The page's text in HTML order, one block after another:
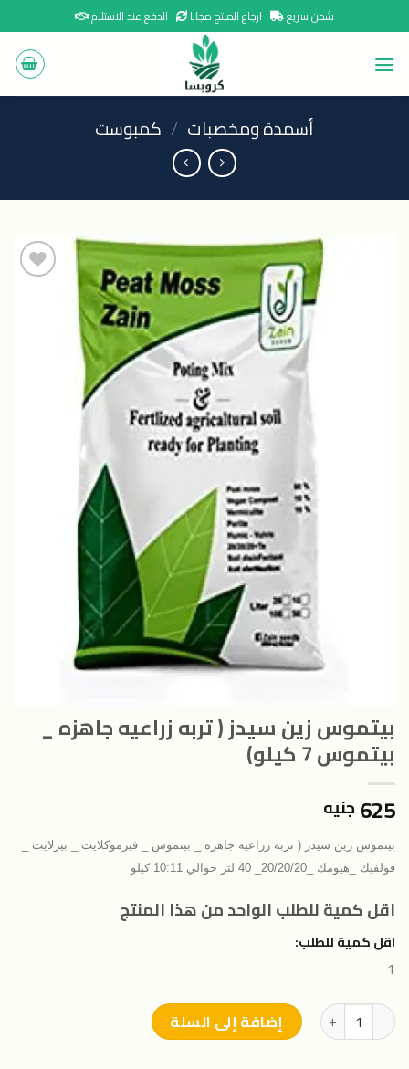
to
content
شحن سريع ارجاع المنتج مجانا الدفع عند الاستلام
أسمدة ومخصبات / كمبوست
بيتموس زين سيدز ( تربه زراعيه جاهزه _
بيتموس 7 كيلو)
625 جنيه
بيتموس زين سيدز ( تربه زراعيه جاهزه _ بيتموس _ فيرموكلايت _ بيرلايت _
فولفيك _هيومك _20/20/20_ 40 لتر حوالي 10:11 كيلو
اقل كمية للطلب الواحد من هذا المنتج
اقل كمية للطلب:
1
كمية بيتموس زين سيدز ( تربه زراعيه جاهزه _ بيتموس 7 كيلو)
إضافة إلى السلة